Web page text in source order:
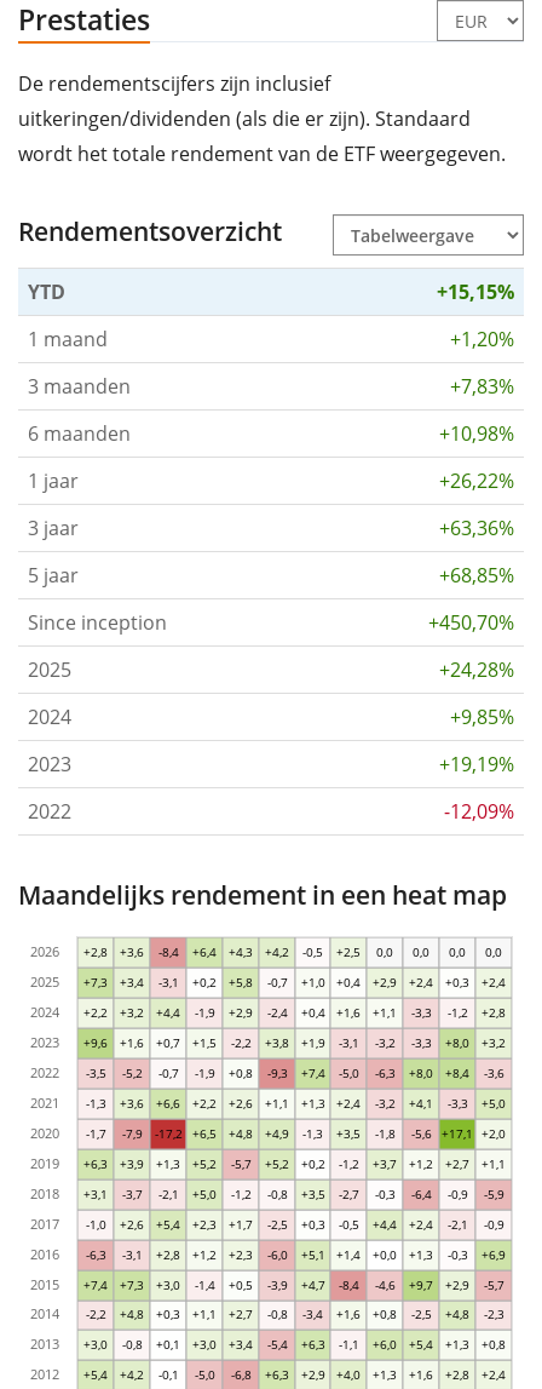
Prestaties
De rendementscijfers zijn inclusief
uitkeringen/dividenden (als die er zijn). Standaard
wordt het totale rendement van de ETF weergegeven.
Rendementsoverzicht
YTD
+15,15%
1 maand
+1,20%
3 maanden
+7,83%
6 maanden
+10,98%
1 jaar
+26,22%
3 jaar
+63,36%
5 jaar
+68,85%
Since inception
+450,70%
2025
+24,28%
2024
+9,85%
2023
+19,19%
2022
-12,09%
Maandelijks rendement in een heat map
+5,4 +4,2 -0,1 -5,0 -6,8 +6,3 +2,9 +4,0 +1,3 +1,6 +2,8 +2,4
+3,0 -0,8 +0,1 +3,0 +3,4 -5,4 +6,3 -1,1 +6,0 +5,4 +1,3 +0,8
-2,2 +4,8 +0,3 +1,1 +2,7 -0,8 -3,4 +1,6 +0,8 -2,5 +4,8 -2,3
+7,4 +7,3 +3,0 -1,4 +0,5 -3,9 +4,7 -8,4 -4,6 +9,7 +2,9 -5,7
-6,3 -3,1 +2,8 +1,2 +2,3 -6,0 +5,1 +1,4 +0,0 +1,3 -0,3 +6,9
-1,0 +2,6 +5,4 +2,3 +1,7 -2,5 +0,3 -0,5 +4,4 +2,4 -2,1 -0,9
+3,1 -3,7 -2,1 +5,0 -1,2 -0,8 +3,5 -2,7 -0,3 -6,4 -0,9 -5,9
+6,3 +3,9 +1,3 +5,2 -5,7 +5,2 +0,2 -1,2 +3,7 +1,2 +2,7 +1,1
-1,7 -7,9 -17,2 +6,5 +4,8 +4,9 -1,3 +3,5 -1,8 -5,6 +17,1 +2,0
-1,3 +3,6 +6,6 +2,2 +2,6 +1,1 +1,3 +2,4 -3,2 +4,1 -3,3 +5,0
-3,5 -5,2 -0,7 -1,9 +0,8 -9,3 +7,4 -5,0 -6,3 +8,0 +8,4 -3,6
+9,6 +1,6 +0,7 +1,5 -2,2 +3,8 +1,9 -3,1 -3,2 -3,3 +8,0 +3,2
+2,2 +3,2 +4,4 -1,9 +2,9 -2,4 +0,4 +1,6 +1,1 -3,3 -1,2 +2,8
+7,3 +3,4 -3,1 +0,2 +5,8 -0,7 +1,0 +0,4 +2,9 +2,4 +0,3 +2,4
+2,8 +3,6 -8,4 +6,4 +4,3 +4,2 -0,5 +2,5 0,0 0,0 0,0 0,0
2012
2013
2014
2015
2016
2017
2018
2019
2020
2021
2022
2023
2024
2025
2026